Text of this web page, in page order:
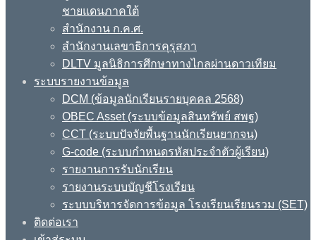
ชายแดนภาคใต้
สำนักงาน ก.ค.ศ.
สำนักงานเลขาธิการคุรุสภา
DLTV มูลนิธิการศึกษาทางไกลผ่านดาวเทียม
ระบบรายงานข้อมูล
DCM (ข้อมูลนักเรียนรายบุคคล 2568)
OBEC Asset (ระบบข้อมูลสินทรัพย์ สพฐ)
CCT (ระบบปัจจัยพื้นฐานนักเรียนยากจน)
G-code (ระบบกำหนดรหัสประจำตัวผู้เรียน)
รายงานการรับนักเรียน
รายงานระบบบัญชีโรงเรียน
ระบบบริหารจัดการข้อมูล โรงเรียนเรียนรวม (SET)
ติดต่อเรา